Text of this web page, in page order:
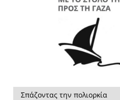
Σπάζοντας την πολιορκία